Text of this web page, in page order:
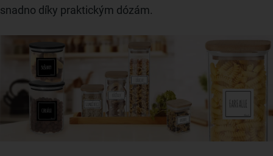
snadno díky praktickým dózám.